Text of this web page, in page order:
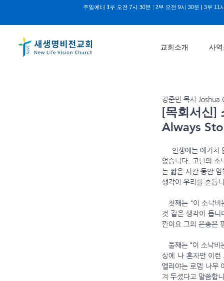
교회소개 사역
주일예배 1부 오전 7시 30분 | 2부 오전 9시 30분 | 3부 11
[목회서신]
Always
강준민 목사
인생에는 예기치
없습니다. 고난의 소
는 짧은 시간 동안
생각이 우리를 흔듭
것 같은 생각이 듭니
깐이요 그의 은총은
상에 나 혼자만 이런
엘리야는 로뎀 나무
겨 두셨다고 말씀합